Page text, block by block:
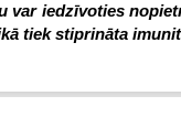
var iedzīvoties
tiek stiprināta